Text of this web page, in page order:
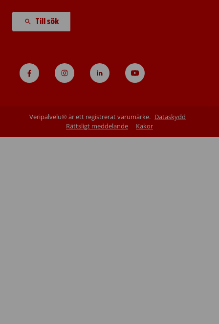
Till sök
Veripalvelu® är ett registrerat varumärke. Dataskydd
Rättsligt meddelande
Kakor